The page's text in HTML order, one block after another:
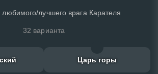
лучшего врага Карателя
32 варианта
Царь горы